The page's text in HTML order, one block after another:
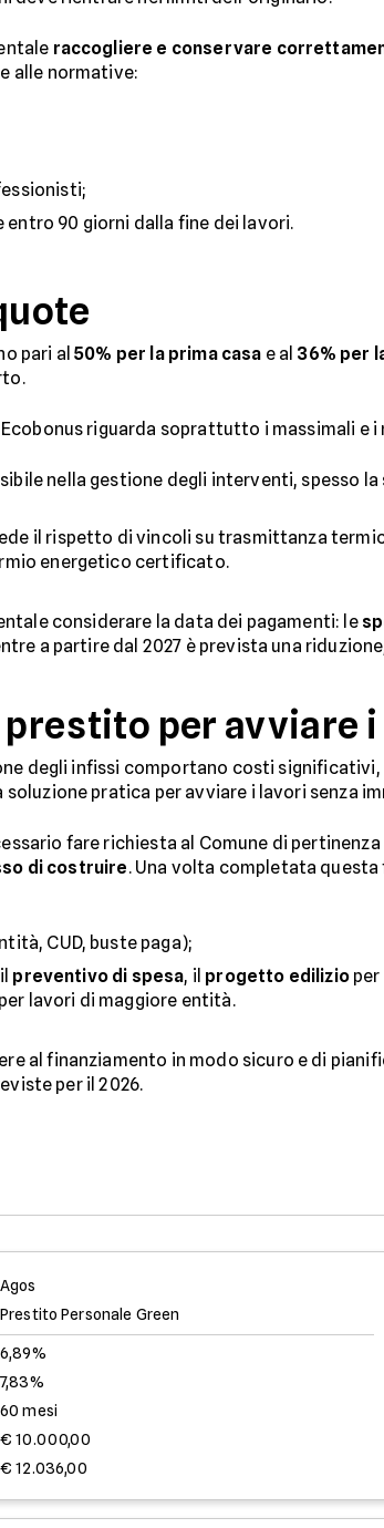
raccogliere e conservare
alle normative:
entro 90 giorni dalla fine dei lavori.
pari al50% per la prima casa e al 36% per
riguarda soprattutto i massimali e
nella gestione degli interventi, spesso
il rispetto di vincoli su trasmittanza
energetico certificato.
considerare la data dei pagamenti: le
a partire dal 2027 è prevista una
per avviare
degli infissi comportano costi significativi,
soluzione pratica per avviare i lavori senza
fare richiesta al Comune di
di costruire. Una volta completata questa
CUD, buste paga);
preventivo di spesa, il progetto edilizioper
per lavori di maggiore entità.
al finanziamento in modo sicuro e di
per il 2026.
Agos
Prestito Personale Green
6,89%
7,83%
60 mesi
€ 10.000,00
€ 12.036,00